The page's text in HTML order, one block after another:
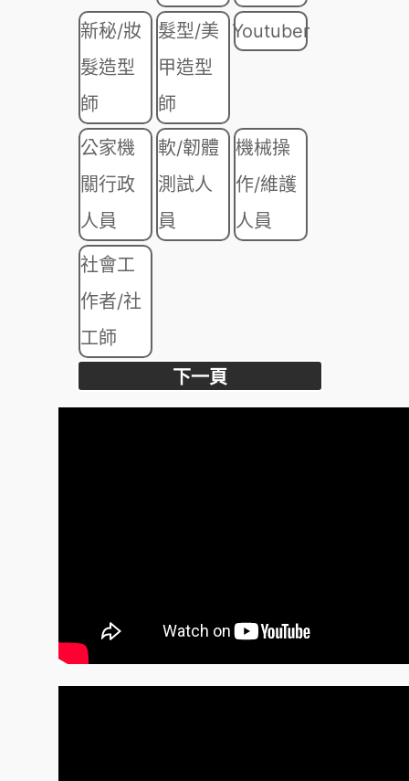
新秘/妝
髮造型
師
髮型/美
甲造型
師
Youtuber
公家機
關行政
人員
軟/韌體
測試人
員
機械操
作/維護
人員
社會工
作者/社
工師